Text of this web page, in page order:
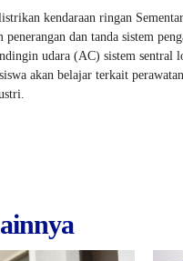
kendaraan ringan
penerangan dan tanda sistem
udara (AC) sistem sentral
akan belajar terkait